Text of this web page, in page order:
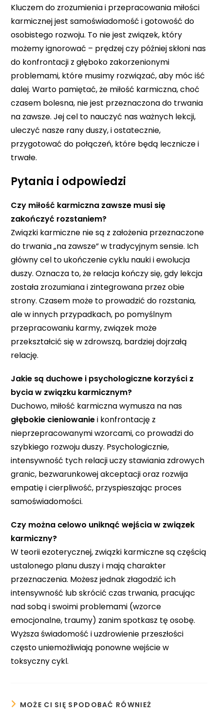
Kluczem do zrozumienia i przepracowania miłości
karmicznej jest samoświadomość i gotowość do
osobistego rozwoju. To nie jest związek, który
możemy ignorować – prędzej czy później skłoni nas
do konfrontacji z głęboko zakorzenionymi
problemami, które musimy rozwiązać, aby móc iść
dalej. Warto pamiętać, że miłość karmiczna, choć
czasem bolesna, nie jest przeznaczona do trwania
na zawsze. Jej cel to nauczyć nas ważnych lekcji,
uleczyć nasze rany duszy, i ostatecznie,
przygotować do połączeń, które będą lecznicze i
trwałe.
Pytania i odpowiedzi
Czy miłość karmiczna zawsze musi się
zakończyć rozstaniem?
Związki karmiczne nie są z założenia przeznaczone
do trwania „na zawsze” w tradycyjnym sensie. Ich
główny cel to ukończenie cyklu nauki i ewolucja
duszy. Oznacza to, że relacja kończy się, gdy lekcja
została zrozumiana i zintegrowana przez obie
strony. Czasem może to prowadzić do rozstania,
ale w innych przypadkach, po pomyślnym
przepracowaniu karmy, związek może
przekształcić się w zdrowszą, bardziej dojrzałą
relację.
Jakie są duchowe i psychologiczne korzyści z
bycia w związku karmicznym?
Duchowo, miłość karmiczna wymusza na nas
głębokie cieniowaniei konfrontację z
nieprzepracowanymi wzorcami, co prowadzi do
szybkiego rozwoju duszy. Psychologicznie,
intensywność tych relacji uczy stawiania zdrowych
granic, bezwarunkowej akceptacji oraz rozwija
empatię i cierpliwość, przyspieszając proces
samoświadomości.
Czy można celowo uniknąć wejścia w związek
karmiczny?
W teorii ezoterycznej, związki karmiczne są częścią
ustalonego planu duszy i mają charakter
przeznaczenia. Możesz jednak złagodzić ich
intensywność lub skrócić czas trwania, pracując
nad sobą i swoimi problemami (wzorce
emocjonalne, traumy) zanim spotkasz tę osobę.
Wyższa świadomość i uzdrowienie przeszłości
często uniemożliwiają ponowne wejście w
toksyczny cykl.
MOŻE CI SIĘ SPODOBAĆ RÓWNIEŻ